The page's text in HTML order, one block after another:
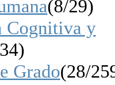
(8/29)
Cognitiva y
Grado(28/